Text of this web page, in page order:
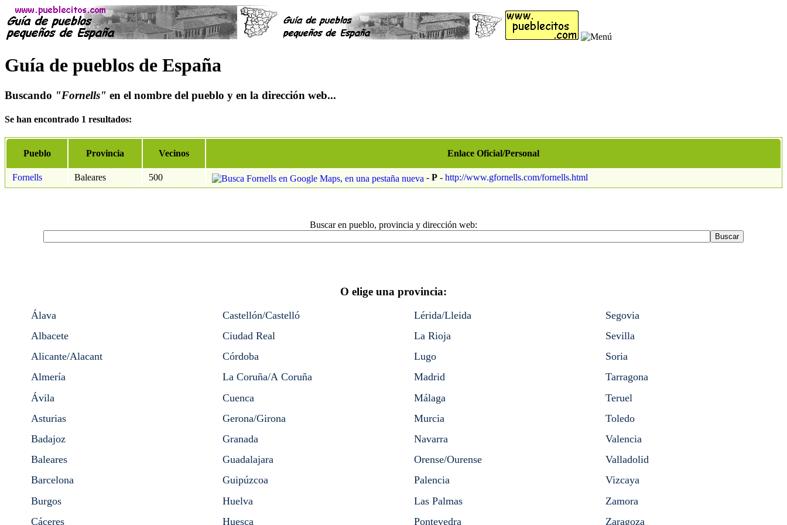
Guía de pueblos de España
Buscando "Fornells" en el nombre del pueblo y en la dirección web...
Se han encontrado 1 resultados:
Pueblo Provincia Vecinos Enlace Oficial/Personal
Fornells Baleares 500 - P - http://www.gfornells.com/fornells.html
Buscar en pueblo, provincia y dirección web:
O elige una provincia:
Álava
Albacete
Alicante/Alacant
Almería
Ávila
Asturias
Badajoz
Baleares
Barcelona
Burgos
Cáceres
Castellón/Castelló
Ciudad Real
Córdoba
La Coruña/A Coruña
Cuenca
Gerona/Girona
Granada
Guadalajara
Guipúzcoa
Huelva
Huesca
Lérida/Lleida
La Rioja
Lugo
Madrid
Málaga
Murcia
Navarra
Orense/Ourense
Palencia
Las Palmas
Pontevedra
Segovia
Sevilla
Soria
Tarragona
Teruel
Toledo
Valencia
Valladolid
Vizcaya
Zamora
Zaragoza